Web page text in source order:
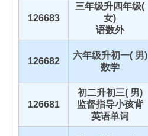
126683
三年级升四年级(
女)
语数外
126682
六年级升初一( 男)
数学
126681
初二升初三( 男)
监督指导小孩背
英语单词